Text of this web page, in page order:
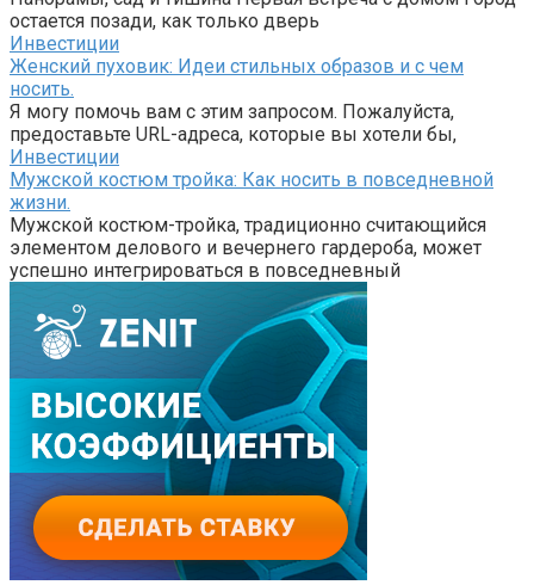
остается позади, как только дверь
Инвестиции
Женский пуховик: Идеи стильных образов и с чем
носить.
Я могу помочь вам с этим запросом. Пожалуйста,
предоставьте URL-адреса, которые вы хотели бы,
Инвестиции
Мужской костюм тройка: Как носить в повседневной
жизни.
Мужской костюм-тройка, традиционно считающийся
элементом делового и вечернего гардероба, может
успешно интегрироваться в повседневный